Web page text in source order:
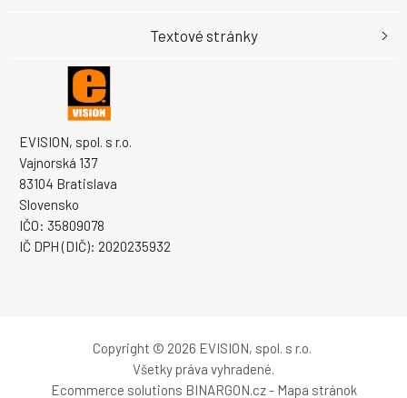
EVISION, spol. s r.o.
Vajnorská 137
83104 Bratislava
Slovensko
IČO: 35809078
IČ DPH (DIČ): 2020235932
Textové stránky
Copyright © 2026 EVISION, spol. s r.o.
Všetky práva vyhradené.
Ecommerce solutions BINARGON.cz- Mapa stránok